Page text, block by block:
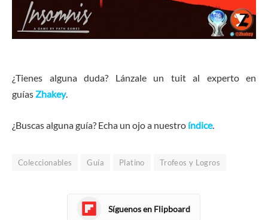
¿Tienes alguna duda? Lánzale un tuit al experto en
guíasZhakey.
¿Buscas alguna guía? Echa un ojo a nuestro índice.
Coleccionables Guía Platino Trofeos y Logros
Síguenos en Flipboard